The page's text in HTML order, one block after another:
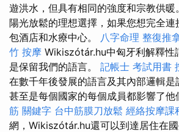
遊洪水，但具有相同的強度和宗教供
陽光放鬆的理想選擇，如果您想完全連
包酒店和水療中心。 八字命理 整復推
竹 按摩 Wikiszótár.hu中匈牙利解釋性
是保留我們的語言。 記帳士 考試用書
在數千年後發展的語言及其內部邏輯是
甚至是每個國家的每個成員都影響了他
筋 關鍵字 台中筋膜刀放鬆 經絡按摩課
網，Wikiszótár.hu還可以到達居住在